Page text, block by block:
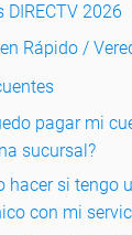
DIRECTV 2026
Rápido /
pagar mi
sucursal?
hacer si tengo
con mi